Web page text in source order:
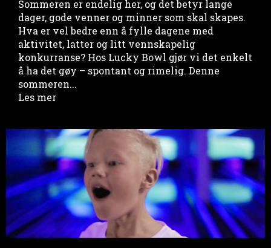
Sommeren er endelig her, og det betyr lange
dager, gode venner og minner som skal skapes.
Hva er vel bedre enn å fylle dagene med
aktivitet, latter og litt vennskapelig
konkurranse? Hos Lucky Bowl gjør vi det enkelt
å ha det gøy – spontant og rimelig. Denne
sommeren...
Les mer